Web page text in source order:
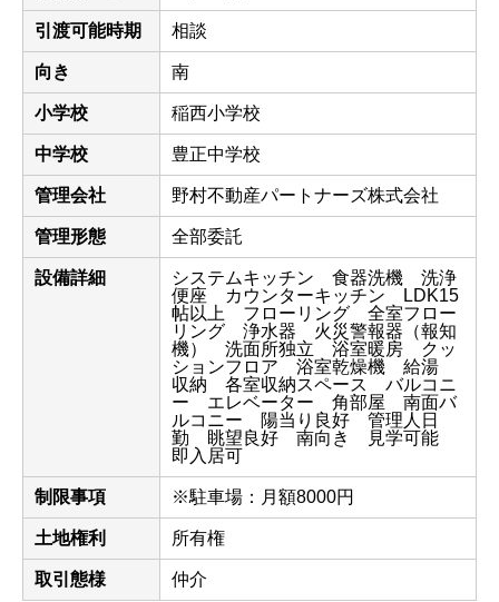
引渡可能時期 相談
向き 南
小学校 稲西小学校
中学校 豊正中学校
管理会社 野村不動産パートナーズ株式会社
管理形態 全部委託
設備詳細
システムキッチン 食器洗機 洗浄
便座 カウンターキッチン LDK15
帖以上 フローリング 全室フロー
リング 浄水器 火災警報器（報知
機） 洗面所独立 浴室暖房 クッ
ションフロア 浴室乾燥機 給湯
収納 各室収納スペース バルコニ
ー エレベーター 角部屋 南面バ
ルコニー 陽当り良好 管理人日
勤 眺望良好 南向き 見学可能
即入居可
制限事項 ※駐車場：月額8000円
土地権利 所有権
取引態様 仲介